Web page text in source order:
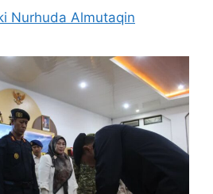
Nurhuda Almutaqin